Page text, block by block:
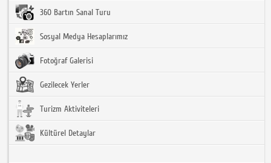
360 Bartın Sanal Turu
Sosyal Medya Hesaplarımız
Fotoğraf Galerisi
Gezilecek Yerler
Turizm Aktiviteleri
Kültürel Detaylar